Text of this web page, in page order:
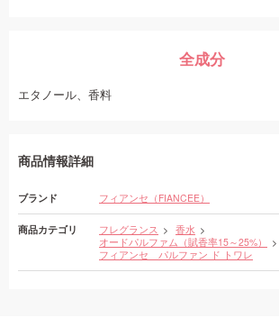
全成分
エタノール、香料
商品情報詳細
ブランド フィアンセ（FIANCEE）
商品カテゴリ フレグランス
香水
オードパルファム（賦香率15～25%）
フィアンセ パルファン ド トワレ